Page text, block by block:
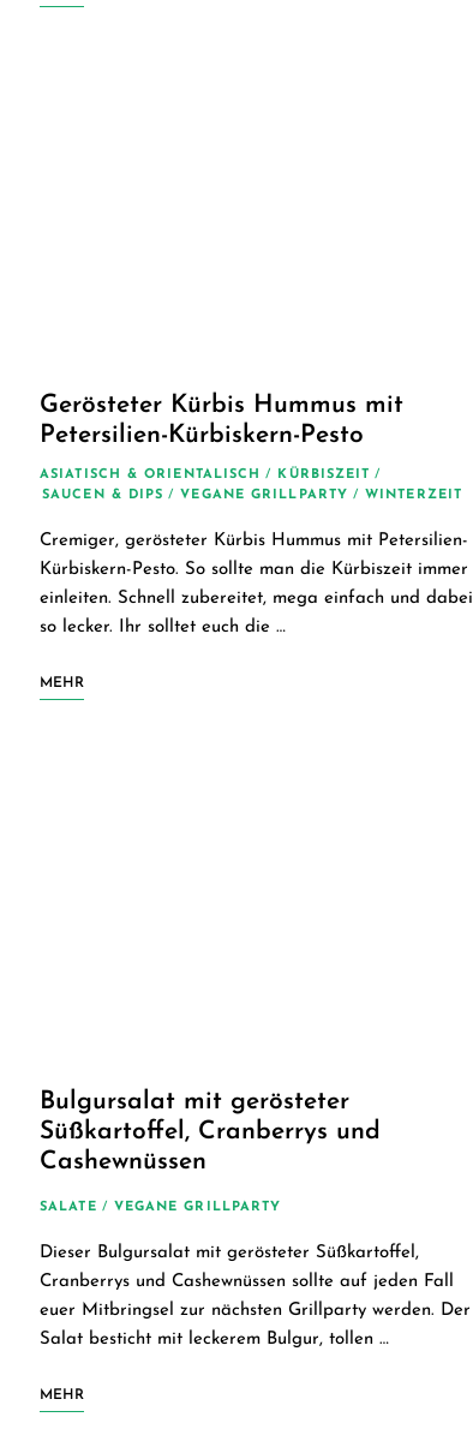
Gerösteter Kürbis Hummus mit
Petersilien-Kürbiskern-Pesto
ASIATISCH & ORIENTALISCH / KÜRBISZEIT /
SAUCEN & DIPS / VEGANE GRILLPARTY / WINTERZEIT
Cremiger, gerösteter Kürbis Hummus mit Petersilien-
Kürbiskern-Pesto. So sollte man die Kürbiszeit immer
einleiten. Schnell zubereitet, mega einfach und dabei
so lecker. Ihr solltet euch die …
MEHR
Bulgursalat mit gerösteter
Süßkartoffel, Cranberrys und
Cashewnüssen
SALATE / VEGANE GRILLPARTY
Dieser Bulgursalat mit gerösteter Süßkartoffel,
Cranberrys und Cashewnüssen sollte auf jeden Fall
euer Mitbringsel zur nächsten Grillparty werden. Der
Salat besticht mit leckerem Bulgur, tollen …
MEHR